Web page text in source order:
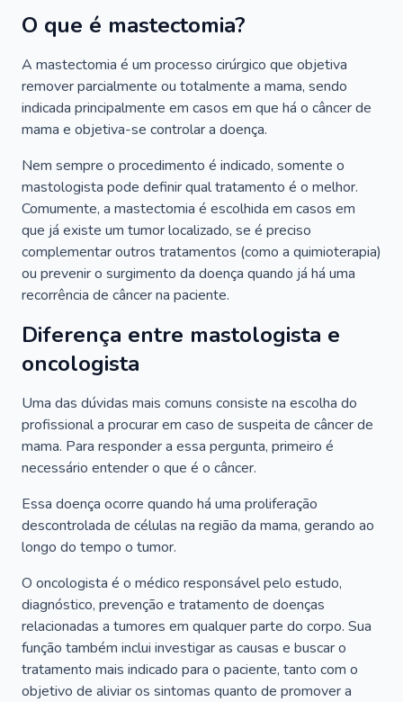
O que é mastectomia?
A mastectomia é um processo cirúrgico que objetiva
remover parcialmente ou totalmente a mama, sendo
indicada principalmente em casos em que há o câncer de
mama e objetiva-se controlar a doença.
Nem sempre o procedimento é indicado, somente o
mastologista pode definir qual tratamento é o melhor.
Comumente, a mastectomia é escolhida em casos em
que já existe um tumor localizado, se é preciso
complementar outros tratamentos (como a quimioterapia)
ou prevenir o surgimento da doença quando já há uma
recorrência de câncer na paciente.
Diferença entre mastologista e
oncologista
Uma das dúvidas mais comuns consiste na escolha do
profissional a procurar em caso de suspeita de câncer de
mama. Para responder a essa pergunta, primeiro é
necessário entender o que é o câncer.
Essa doença ocorre quando há uma proliferação
descontrolada de células na região da mama, gerando ao
longo do tempo o tumor.
O oncologista é o médico responsável pelo estudo,
diagnóstico, prevenção e tratamento de doenças
relacionadas a tumores em qualquer parte do corpo. Sua
função também inclui investigar as causas e buscar o
tratamento mais indicado para o paciente, tanto com o
objetivo de aliviar os sintomas quanto de promover a